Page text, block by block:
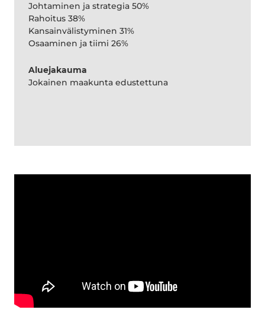
Johtaminen ja strategia 50%
Rahoitus 38%
Kansainvälistyminen 31%
Osaaminen ja tiimi 26%
Aluejakauma
Jokainen maakunta edustettuna